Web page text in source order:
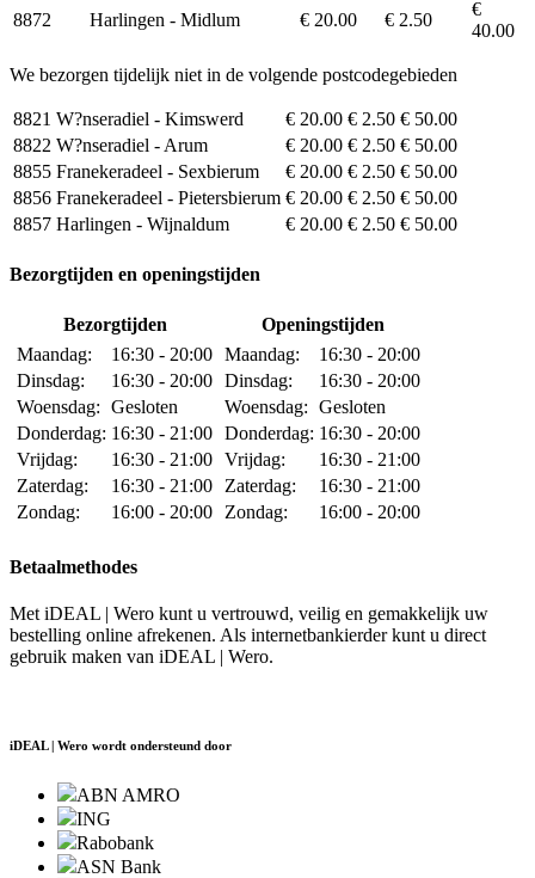
8872
Harlingen - Midlum € 20.00 € 2.50
€
40.00
We bezorgen tijdelijk niet in de volgende postcodegebieden
8821 W?nseradiel - Kimswerd € 20.00 € 2.50 € 50.00
8822 W?nseradiel - Arum € 20.00 € 2.50 € 50.00
8855 Franekeradeel - Sexbierum € 20.00 € 2.50 € 50.00
8856 Franekeradeel - Pietersbierum € 20.00 € 2.50 € 50.00
8857 Harlingen - Wijnaldum € 20.00 € 2.50 € 50.00
Bezorgtijden en openingstijden
Bezorgtijden
Openingstijden
Maandag:
16:30 - 20:00
Dinsdag:
16:30 - 20:00
Woensdag: Gesloten
Donderdag: 16:30 - 21:00
Vrijdag:
16:30 - 21:00
Zaterdag:
16:30 - 21:00
Zondag:
16:00 - 20:00
Maandag:
16:30 - 20:00
Dinsdag:
16:30 - 20:00
Woensdag: Gesloten
Donderdag: 16:30 - 20:00
Vrijdag:
16:30 - 21:00
Zaterdag:
16:30 - 21:00
Zondag:
16:00 - 20:00
Betaalmethodes
Met iDEAL | Wero kunt u vertrouwd, veilig en gemakkelijk uw
bestelling online afrekenen. Als internetbankierder kunt u direct
gebruik maken van iDEAL | Wero.
iDEAL | Wero wordt ondersteund door
ABN AMRO
ING
Rabobank
ASN Bank